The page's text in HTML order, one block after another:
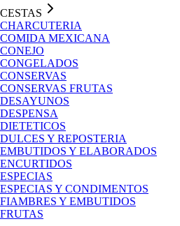
CESTAS
CHARCUTERIA
COMIDA MEXICANA
CONEJO
CONGELADOS
CONSERVAS
CONSERVAS FRUTAS
DESAYUNOS
DESPENSA
DIETETICOS
DULCES Y REPOSTERIA
EMBUTIDOS Y ELABORADOS
ENCURTIDOS
ESPECIAS
ESPECIAS Y CONDIMENTOS
FIAMBRES Y EMBUTIDOS
FRUTAS